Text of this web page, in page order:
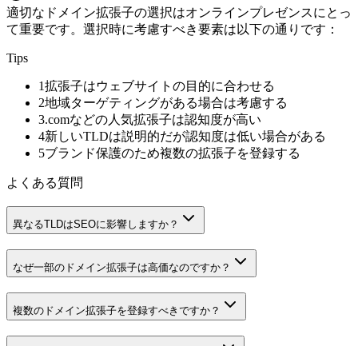
適切なドメイン拡張子の選択はオンラインプレゼンスにとっ
て重要です。選択時に考慮すべき要素は以下の通りです：
Tips
1拡張子はウェブサイトの目的に合わせる
2地域ターゲティングがある場合は考慮する
3.comなどの人気拡張子は認知度が高い
4新しいTLDは説明的だが認知度は低い場合がある
5ブランド保護のため複数の拡張子を登録する
よくある質問
異なるTLDはSEOに影響しますか？
なぜ一部のドメイン拡張子は高価なのですか？
複数のドメイン拡張子を登録すべきですか？